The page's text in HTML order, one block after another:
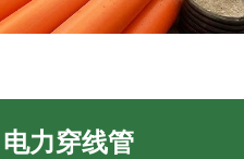
力穿线管